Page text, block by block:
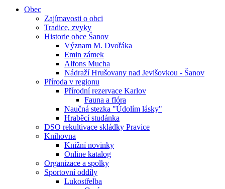
Obec
Zajímavosti o obci
Tradice, zvyky
Historie obce Šanov
Význam M. Dvořáka
Emin zámek
Alfons Mucha
Nádraží Hrušovany nad Jevišovkou - Šanov
Příroda v regionu
Přírodní rezervace Karlov
Fauna a flóra
Naučná stezka "Údolím lásky"
Hraběcí studánka
DSO rekultivace skládky Pravice
Knihovna
Knižní novinky
Online katalog
Organizace a spolky
Sportovní oddíly
Lukostřelba